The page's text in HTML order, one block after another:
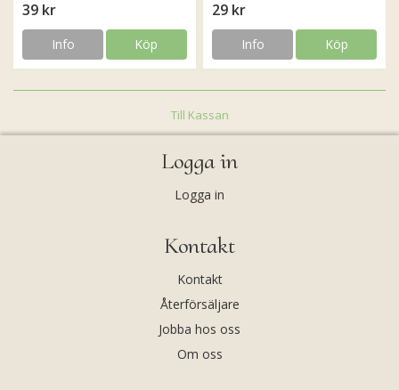
39 kr
Info Köp
29 kr
Info Köp
Till Kassan
Logga in
Logga in
Kontakt
Kontakt
Återförsäljare
Jobba hos oss
Om oss